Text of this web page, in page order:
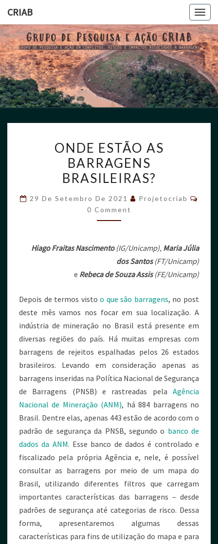
CRIAB
CRIAB
ONDE ESTÃO AS
BARRAGENS
BRASILEIRAS?
29 De Setembro De 2021
Projetocriab
0 Comment
Hiago Fraitas Nascimento(IG/Unicamp), Maria Júlia
dos Santos(FT/Unicamp)
e Rebeca de Souza Assis(FE/Unicamp)
Depois de termos vistoo que são barragens, no post
deste mês vamos nos focar em sua localização. A
indústria de mineração no Brasil está presente em
diversas regiões do país. Há muitas empresas com
barragens de rejeitos espalhadas pelos 26 estados
brasileiros. Levando em consideração apenas as
barragens inseridas na Política Nacional de Segurança
de Barragens (PNSB) e rastreadas pela Agência
Nacional de Mineração (ANM), há 884 barragens no
Brasil. Dentre elas, apenas 443 estão de acordo com o
padrão de segurança da PNSB, segundo o banco de
dados da ANM. Esse banco de dados é controlado e
fiscalizado pela própria Agência e, nele, é possível
consultar as barragens por meio de um mapa do
Brasil, utilizando diferentes filtros que carregam
importantes características das barragens – desde
padrões de segurança até categorias de risco. Dessa
forma, apresentaremos algumas dessas
características para fins de utilização do mapa e para